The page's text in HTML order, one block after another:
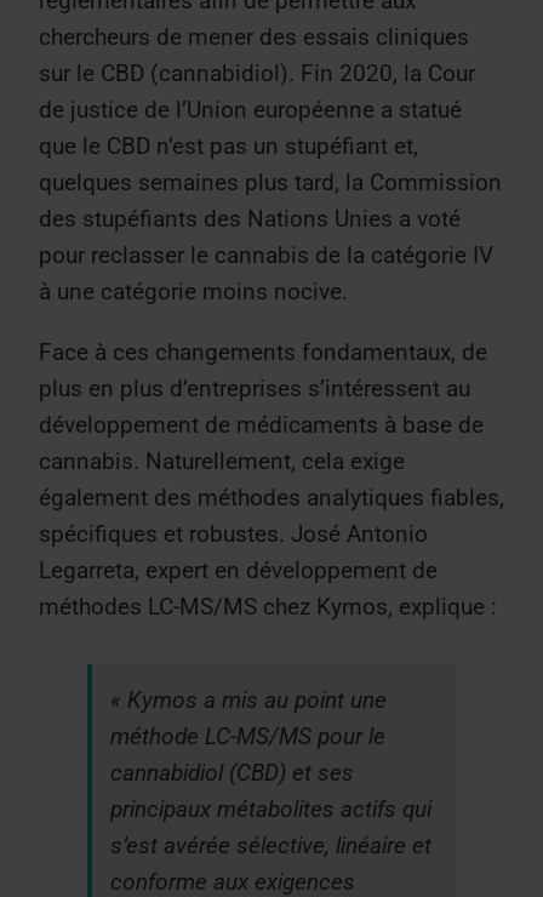
chercheurs de mener des essais cliniques
sur le CBD (cannabidiol). Fin 2020, la Cour
de justice de l’Union européenne a statué
que le CBD n’est pas un stupéfiant et,
quelques semaines plus tard, la Commission
des stupéfiants des Nations Unies a voté
pour reclasser le cannabis de la catégorie IV
à une catégorie moins nocive.
Face à ces changements fondamentaux, de
plus en plus d’entreprises s’intéressent au
développement de médicaments à base de
cannabis. Naturellement, cela exige
également des méthodes analytiques fiables,
spécifiques et robustes. José Antonio
Legarreta, expert en développement de
méthodes LC-MS/MS chez Kymos, explique :
« Kymos a mis au point une
méthode LC-MS/MS pour le
cannabidiol (CBD) et ses
principaux métabolites actifs qui
s’est avérée sélective, linéaire et
conforme aux exigences